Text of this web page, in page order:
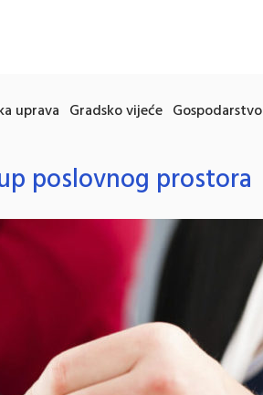
uprava Gradsko vijeće Gospodarstvo
poslovnog prostora